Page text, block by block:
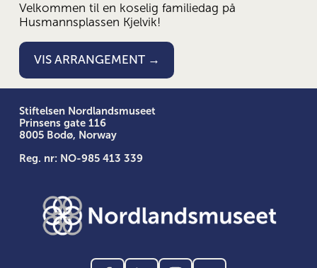
Velkommen til en koselig familiedag på
Husmannsplassen Kjelvik!
VIS ARRANGEMENT →
Stiftelsen Nordlandsmuseet
Prinsens gate 116
8005 Bodø, Norway
Reg. nr: NO-985 413 339